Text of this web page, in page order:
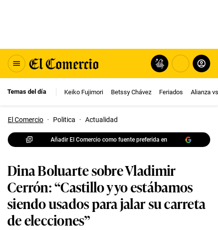
Temas del día Keiko Fujimori Betssy Chávez Feriados Alianza
El Comercio · Politica · Actualidad
Añadir El Comercio como fuente preferida en
Dina Boluarte sobre Vladimir
Cerrón: “Castillo y yo estábamos
siendo usados para jalar su carreta
de elecciones”